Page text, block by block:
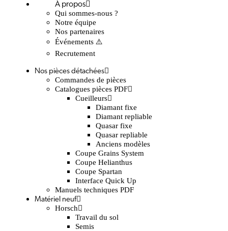
À propos
Qui sommes-nous ?
Notre équipe
Nos partenaires
Événements ⚠️
Recrutement
Nos pièces détachées
Commandes de pièces
Catalogues pièces PDF
Cueilleurs
Diamant fixe
Diamant repliable
Quasar fixe
Quasar repliable
Anciens modèles
Coupe Grains System
Coupe Helianthus
Coupe Spartan
Interface Quick Up
Manuels techniques PDF
Matériel neuf
Horsch
Travail du sol
Semis